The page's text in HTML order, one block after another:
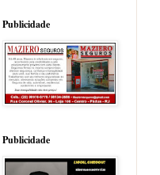
Publicidade
Publicidade